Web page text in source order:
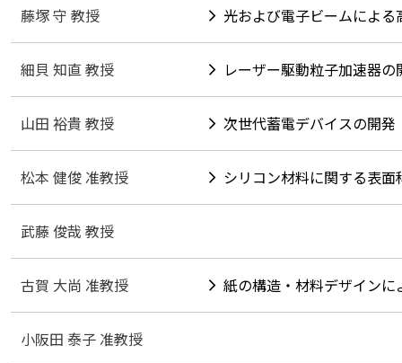
藤塚 守 教授 光および電子ビームによ
細貝 知直 教授 レーザー駆動粒子加速器の
山田 裕貴 教授 次世代蓄電デバイスの開発
松本 健俊 准教授 シリコン材料に関する表
武藤 俊哉 教授
古賀 大尚 准教授 紙の構造・材料デザイン
小阪田 泰子 准教授